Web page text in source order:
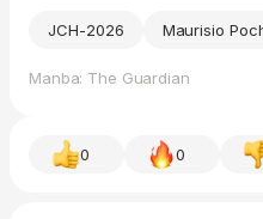
JCH-2026 Maurisio
Manba: The Guardian
0 0